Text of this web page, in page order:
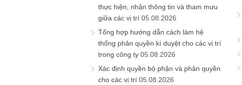
thực hiện, nhận thông tin và tham mưu
giữa các vị trí 05.08.2026
Tổng hợp hướng dẫn cách làm hệ
thống phân quyền kí duyệt cho các vị trí
trong công ty 05.08.2026
Xác định quyền bộ phận và phân quyền
cho các vị trí 05.08.2026